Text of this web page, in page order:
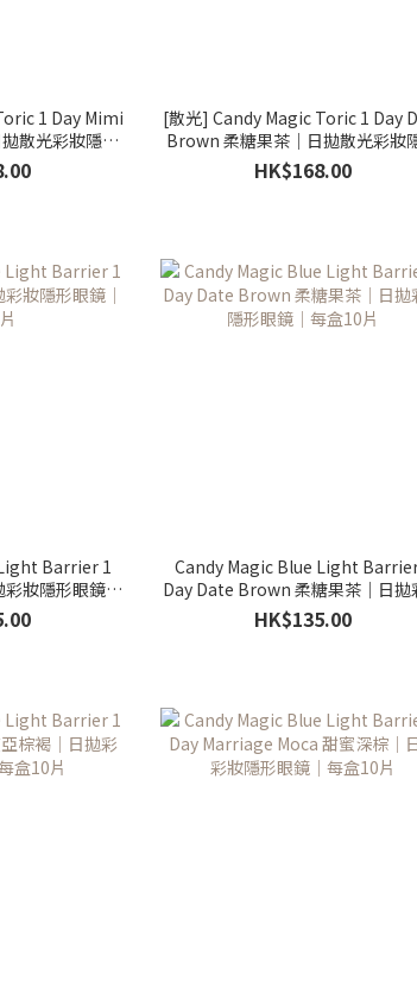
1 Day Mimi
散光彩妝隱形
片
[散光] Candy Magic Toric 1 Day
Brown 柔糖果茶｜日拋散光彩妝
眼鏡｜每盒10片
HK$168.00
Barrier 1
妝隱形眼鏡｜
Candy Magic Blue Light
Day Date Brown 柔糖果茶｜日拋
隱形眼鏡｜每盒10片
HK$135.00